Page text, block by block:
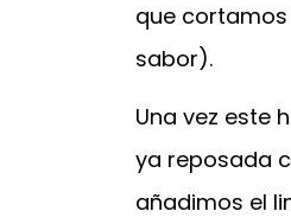
que
sabor).
Una vez este
ya reposada
añadimos el